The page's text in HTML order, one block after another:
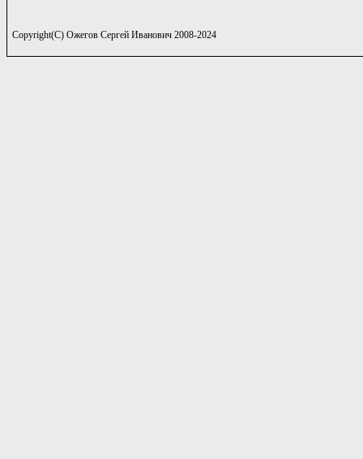
Copyright(C) Ожегов Сергей Иванович 2008-2024